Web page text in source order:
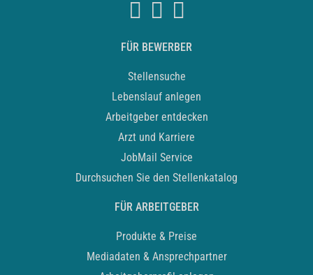
FÜR BEWERBER
Stellensuche
Lebenslauf anlegen
Arbeitgeber entdecken
Arzt und Karriere
JobMail Service
Durchsuchen Sie den Stellenkatalog
FÜR ARBEITGEBER
Produkte & Preise
Mediadaten & Ansprechpartner